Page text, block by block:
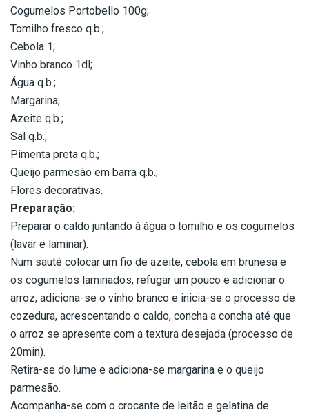
Cogumelos Portobello 100g;
Tomilho fresco q.b.;
Cebola 1;
Vinho branco 1dl;
Água q.b.;
Margarina;
Azeite q.b.;
Sal q.b.;
Pimenta preta q.b.;
Queijo parmesão em barra q.b.;
Flores decorativas.
Preparação:
Preparar o caldo juntando à água o tomilho e os cogumelos
(lavar e laminar).
Num sauté colocar um fio de azeite, cebola em brunesa e
os cogumelos laminados, refugar um pouco e adicionar o
arroz, adiciona-se o vinho branco e inicia-se o processo de
cozedura, acrescentando o caldo, concha a concha até que
o arroz se apresente com a textura desejada (processo de
20min).
Retira-se do lume e adiciona-se margarina e o queijo
parmesão.
Acompanha-se com o crocante de leitão e gelatina de